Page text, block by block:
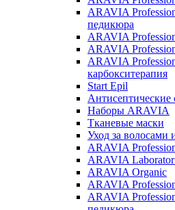
ARAVIA
педикюра
ARAVIA
ARAVIA
ARAVIA
карбокситерапия
Start Epil
Антисептические
Наборы ARAVIA
Тканевые маски
Уход за волосами
ARAVIA
ARAVIA
ARAVIA Organic
ARAVIA
ARAVIA